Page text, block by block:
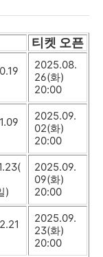
티켓 오픈
2025.08.
26(화)
20:00
2025.09.
02(화)
20:00
)
2025.09.
09(화)
20:00
2025.09.
23(화)
20:00